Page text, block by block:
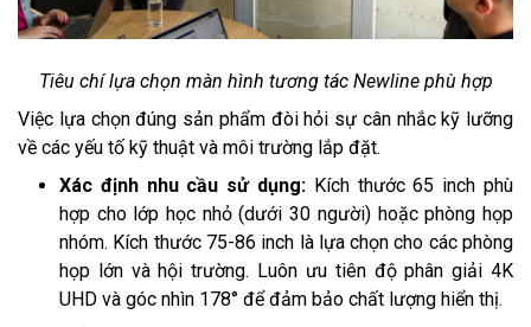
Tiêu chí lựa chọn màn hình tương tác Newline phù hợp
Việc lựa chọn đúng sản phẩm đòi hỏi sự cân nhắc kỹ lưỡng
về các yếu tố kỹ thuật và môi trường lắp đặt.
Xác định nhu cầu sử dụng: Kích thước 65 inch phù
hợp cho lớp học nhỏ (dưới 30 người) hoặc phòng họp
nhóm. Kích thước 75-86 inch là lựa chọn cho các phòng
họp lớn và hội trường. Luôn ưu tiên độ phân giải 4K
UHD và góc nhìn 178° để đảm bảo chất lượng hiển thị.